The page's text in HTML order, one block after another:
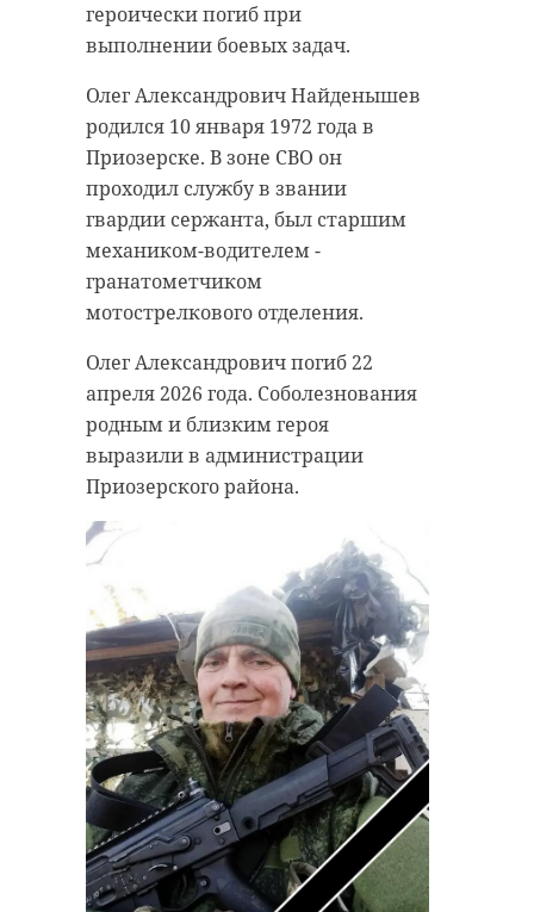
героически погиб при
выполнении боевых задач.
Олег Александрович Найденышев
родился 10 января 1972 года в
Приозерске. В зоне СВО он
проходил службу в звании
гвардии сержанта, был старшим
механиком-водителем -
гранатометчиком
мотострелкового отделения.
Олег Александрович погиб 22
апреля 2026 года. Соболезнования
родным и близким героя
выразили в администрации
Приозерского района.